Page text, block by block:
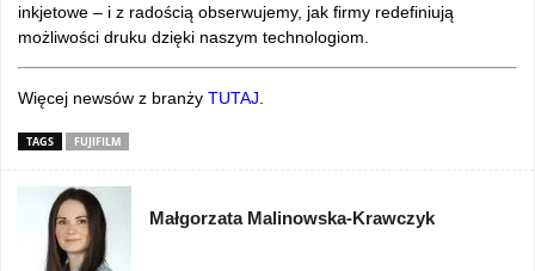
inkjetowe – i z radością obserwujemy, jak firmy redefiniują
możliwości druku dzięki naszym technologiom.
Więcej newsów z branży TUTAJ
TAGS FUJIFILM
Małgorzata Malinowska-Krawczyk